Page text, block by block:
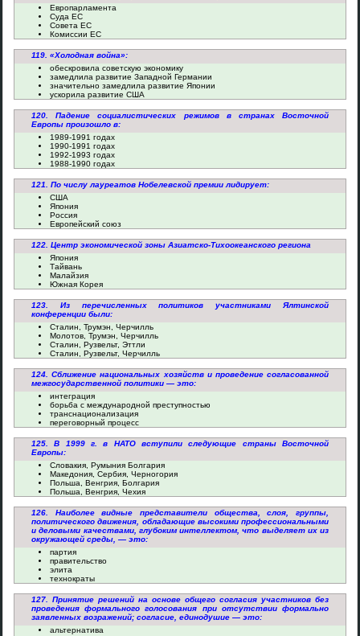
Европарламента
Суда ЕС
Совета ЕС
Комиссии ЕС
119. «Холодная война»:
обескровила советскую экономику
замедлила развитие Западной Германии
значительно замедлила развитие Японии
ускорила развитие США
120. Падение социалистических режимов в странах Восточной
Европы произошло в:
1989-1991 годах
1990-1991 годах
1992-1993 годах
1988-1990 годах
121. По числу лауреатов Нобелевской премии лидирует:
США
Япония
Россия
Европейский союз
122. Центр экономической зоны Азиатско-Тихоокеанского региона
Япония
Тайвань
Малайзия
Южная Корея
123. Из перечисленных политиков участниками Ялтинской
конференции были:
Сталин, Трумэн, Черчилль
Молотов, Трумэн, Черчилль
Сталин, Рузвельт, Эттли
Сталин, Рузвельт, Черчилль
124. Сближение национальных хозяйств и проведение согласованной
межгосударственной политики — это:
интеграция
борьба с международной преступностью
транснационализация
переговорный процесс
125. В 1999 г. в НАТО вступили следующие страны Восточной
Европы:
Словакия, Румыния Болгария
Македония, Сербия, Черногория
Польша, Венгрия, Болгария
Польша, Венгрия, Чехия
126. Наиболее видные представители общества, слоя, группы,
политического движения, обладающие высокими профессиональными
и деловыми качествами, глубоким интеллектом, что выделяет их из
окружающей среды, — это:
партия
правительство
элита
технократы
127. Принятие решений на основе общего согласия участников без
проведения формального голосования при отсутствии формально
заявленных возражений; согласие, единодушие — это:
альтернатива